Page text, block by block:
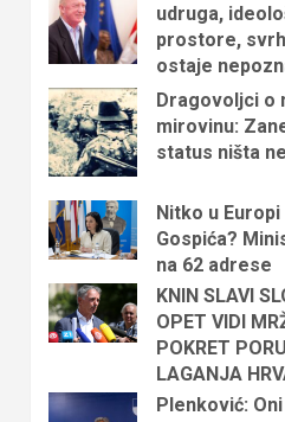
udruga,
prostore,
ostaje
Dragovoljci o
mirovinu:
status ništa
Nitko u
Gospića?
na 62 adrese
KNIN SLAVI
OPET VIDI
POKRET
LAGANJA
Plenković: